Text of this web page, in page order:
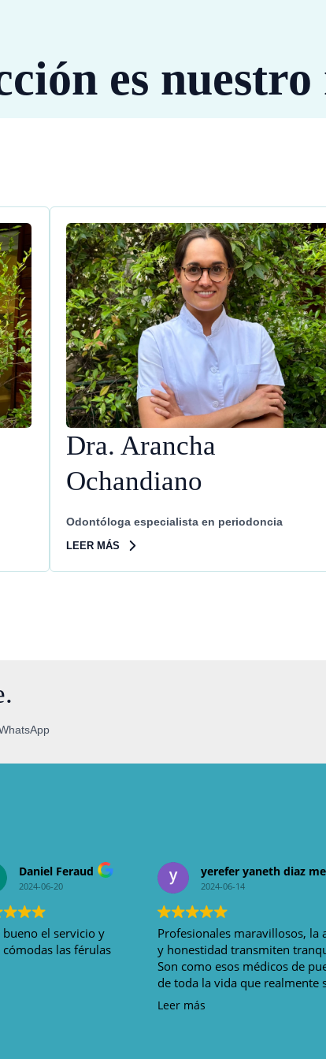
es
Dra. Arancha
Ochandiano
Odontóloga especialista en periodoncia
LEER MÁS
Daniel Feraud
2024-06-20
el servicio y
las férulas
yerefer yaneth diaz
2024-06-14
Profesionales maravillosos, la
y honestidad transmiten
Son como esos médicos de
de toda la vida que realmente
interesan por uno.
Leer más